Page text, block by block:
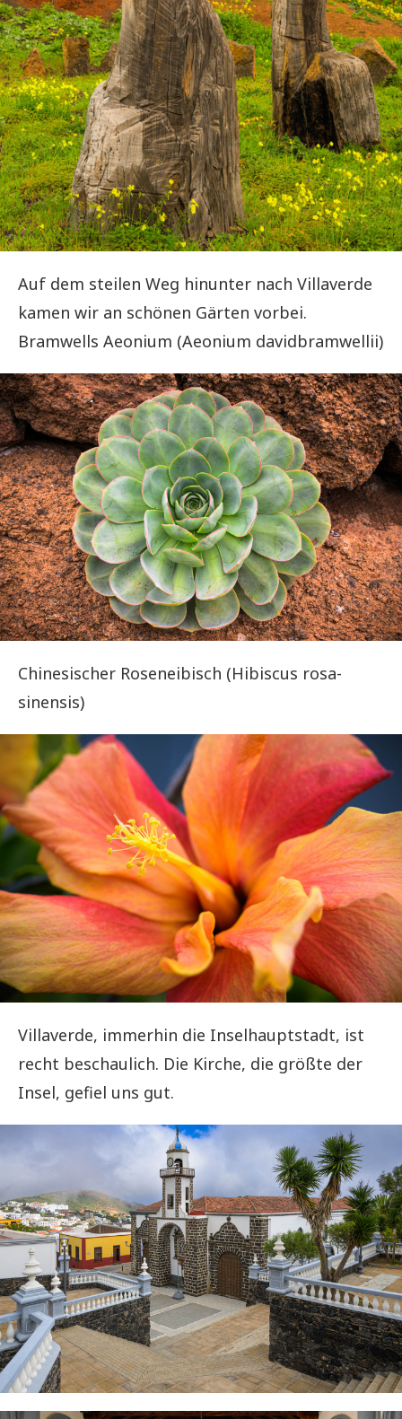
Auf dem steilen Weg hinunter nach Villaverde
kamen wir an schönen Gärten vorbei.
Bramwells Aeonium (Aeonium davidbramwellii)
Chinesischer Roseneibisch (Hibiscus rosa-
sinensis)
Villaverde, immerhin die Inselhauptstadt, ist
recht beschaulich. Die Kirche, die größte der
Insel, gefiel uns gut.